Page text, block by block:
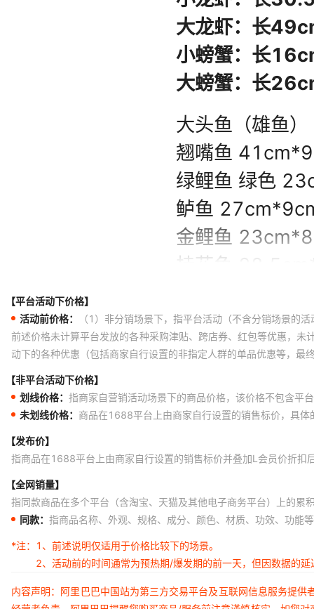
【平台活动下价格】
活动前价格：
（1）非分销场景下，指平台活动（不含分销场景的
前述价格未计算平台发放的各种采购津贴、跨店券、红包等优惠，
动下的各种优惠（包括商家自行设置的非指定人群的单品优惠等，
【非平台活动下价格】
划线价格： 指商家自营销活动场景下的商品价格，该价格不包含平
未划线价格： 商品在1688平台上由商家自行设置的销售标价，具
【发布价】
指商品在1688平台上由商家自行设置的销售标价并叠加L会员价折扣
【全网销量】
指同款商品在多个平台（含淘宝、天猫及其他电子商务平台）上的累
同款： 指商品名称、外观、规格、成分、颜色、材质、功效、功能
*注：
1、前述说明仅适用于价格比较下的场景。
2、活动前的时间通常为预热期/爆发期的前一天，但因数据的
内容声明：阿里巴巴中国站为第三方交易平台及互联网信息服务提